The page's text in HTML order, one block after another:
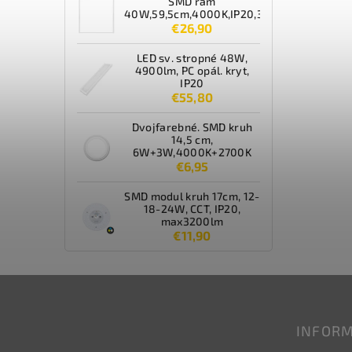
40W,59,5cm,4000K,IP20,3600lm,biely
€26,90
LED sv. stropné 48W,
4900lm, PC opál. kryt,
IP20
€55,80
Dvojfarebné. SMD kruh
14,5 cm,
6W+3W,4000K+2700K
€6,95
SMD modul kruh 17cm, 12-
18-24W, CCT, IP20,
max3200lm
€11,90